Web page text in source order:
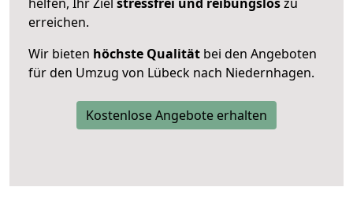
erreichen.
Wir bieten höchste Qualität bei den Angeboten
für den Umzug von Lübeck nach Niedernhagen.
Kostenlose Angebote erhalten